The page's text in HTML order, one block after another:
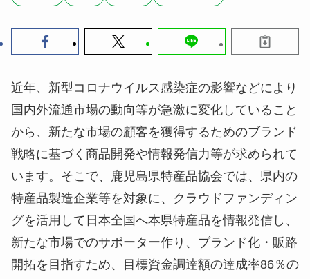
近年、新型コロナウイルス感染症の影響などにより
国内外流通市場の動向等が急激に変化していること
から、新たな市場の顧客を獲得するためのブランド
戦略に基づく商品開発や情報発信力等が求められて
います。そこで、鹿児島県特産品協会では、県内の
特産品製造企業等を対象に、クラウドファンディン
グを活用して日本全国へ本県特産品を情報発信し、
新たな市場でのサポーター作り、ブランド化・販路
開拓を目指すため、目標資金調達額の達成率86％の